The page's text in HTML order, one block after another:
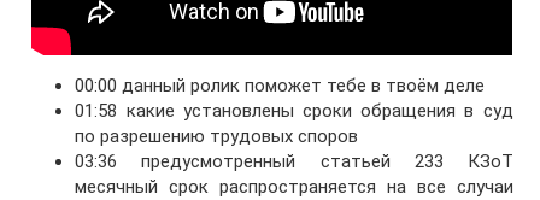
00:00 данный ролик поможет тебе в твоём деле
01:58 какие установлены сроки обращения в суд
по разрешению трудовых споров
03:36 предусмотренный статьей 233 КЗоТ
месячный срок распространяется на все случаи